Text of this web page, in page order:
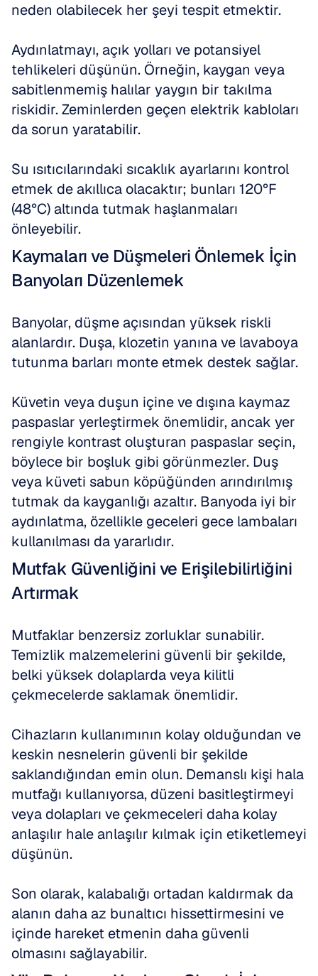
neden olabilecek her şeyi tespit etmektir.
Aydınlatmayı, açık yolları ve potansiyel
tehlikeleri düşünün. Örneğin, kaygan veya
sabitlenmemiş halılar yaygın bir takılma
riskidir. Zeminlerden geçen elektrik kabloları
da sorun yaratabilir.
Su ısıtıcılarındaki sıcaklık ayarlarını kontrol
etmek de akıllıca olacaktır; bunları 120°F
(48°C) altında tutmak haşlanmaları
önleyebilir.
Kaymaları ve Düşmeleri Önlemek İçin
Banyoları Düzenlemek
Banyolar, düşme açısından yüksek riskli
alanlardır. Duşa, klozetin yanına ve lavaboya
tutunma barları monte etmek destek sağlar.
Küvetin veya duşun içine ve dışına kaymaz
paspaslar yerleştirmek önemlidir, ancak yer
rengiyle kontrast oluşturan paspaslar seçin,
böylece bir boşluk gibi görünmezler. Duş
veya küveti sabun köpüğünden arındırılmış
tutmak da kayganlığı azaltır. Banyoda iyi bir
aydınlatma, özellikle geceleri gece lambaları
kullanılması da yararlıdır.
Mutfak Güvenliğini ve Erişilebilirliğini
Artırmak
Mutfaklar benzersiz zorluklar sunabilir.
Temizlik malzemelerini güvenli bir şekilde,
belki yüksek dolaplarda veya kilitli
çekmecelerde saklamak önemlidir.
Cihazların kullanımının kolay olduğundan ve
keskin nesnelerin güvenli bir şekilde
saklandığından emin olun. Demanslı kişi hala
mutfağı kullanıyorsa, düzeni basitleştirmeyi
veya dolapları ve çekmeceleri daha kolay
anlaşılır hale anlaşılır kılmak için etiketlemeyi
düşünün.
Son olarak, kalabalığı ortadan kaldırmak da
alanın daha az bunaltıcı hissettirmesini ve
içinde hareket etmenin daha güvenli
olmasını sağlayabilir.